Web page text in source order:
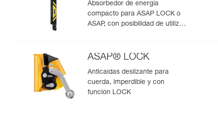
Absorbedor de energía
compacto para ASAP LOCK o
ASAP, con posibilidad de utilizar
ASAP® LOCK
Anticaídas deslizante para
cuerda, imperdible y con
función LOCK